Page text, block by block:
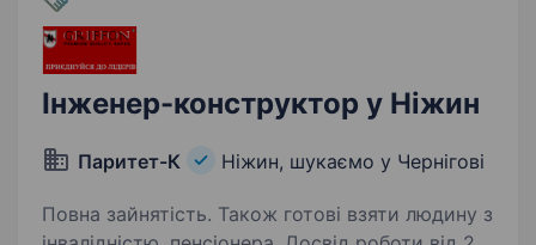
Інженер-конструктор у Ніжин
Паритет-К Ніжин, шукаємо у Чернігові
Повна зайнятість. Також готові взяти людину з